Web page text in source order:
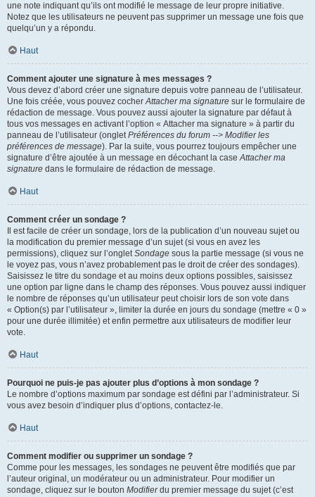
une note indiquant qu’ils ont modifié le message de leur propre initiative.
Notez que les utilisateurs ne peuvent pas supprimer un message une fois que
quelqu’un y a répondu.
Haut
Comment ajouter une signature à mes messages ?
Vous devez d’abord créer une signature depuis votre panneau de l’utilisateur.
Une fois créée, vous pouvez cocherAttacher ma signature sur le formulaire de
rédaction de message. Vous pouvez aussi ajouter la signature par défaut à
tous vos messages en activant l’option « Attacher ma signature » à partir du
panneau de l’utilisateur (ongletPréférences du forum --> Modifier les
préférences de message). Par la suite, vous pourrez toujours empêcher une
signature d’être ajoutée à un message en décochant la caseAttacher ma
signature dans le formulaire de rédaction de message.
Haut
Comment créer un sondage ?
Il est facile de créer un sondage, lors de la publication d’un nouveau sujet ou
la modification du premier message d’un sujet (si vous en avez les
permissions), cliquez sur l’ongletSondage sous la partie message (si vous ne
le voyez pas, vous n’avez probablement pas le droit de créer des sondages).
Saisissez le titre du sondage et au moins deux options possibles, saisissez
une option par ligne dans le champ des réponses. Vous pouvez aussi indiquer
le nombre de réponses qu’un utilisateur peut choisir lors de son vote dans
« Option(s) par l’utilisateur », limiter la durée en jours du sondage (mettre « 0 »
pour une durée illimitée) et enfin permettre aux utilisateurs de modifier leur
vote.
Haut
Pourquoi ne puis-je pas ajouter plus d’options à mon sondage ?
Le nombre d’options maximum par sondage est défini par l’administrateur. Si
vous avez besoin d’indiquer plus d’options, contactez-le.
Haut
Comment modifier ou supprimer un sondage ?
Comme pour les messages, les sondages ne peuvent être modifiés que par
l’auteur original, un modérateur ou un administrateur. Pour modifier un
sondage, cliquez sur le bouton Modifierdu premier message du sujet (c’est